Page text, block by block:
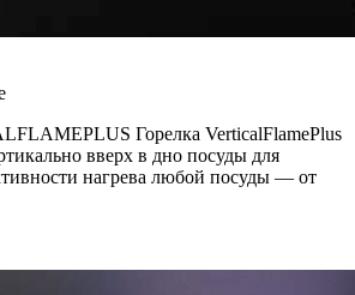
Горелка VerticalFlamePlus
вверх в дно посуды для
нагрева любой посуды — от